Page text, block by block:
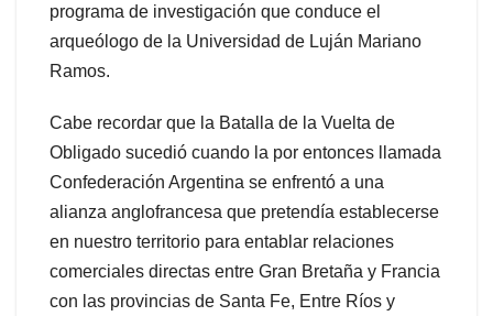
programa de investigación que conduce el
arqueólogo de la Universidad de Luján Mariano
Ramos.
Cabe recordar que la Batalla de la Vuelta de
Obligado sucedió cuando la por entonces llamada
Confederación Argentina se enfrentó a una
alianza anglofrancesa que pretendía establecerse
en nuestro territorio para entablar relaciones
comerciales directas entre Gran Bretaña y Francia
con las provincias de Santa Fe, Entre Ríos y